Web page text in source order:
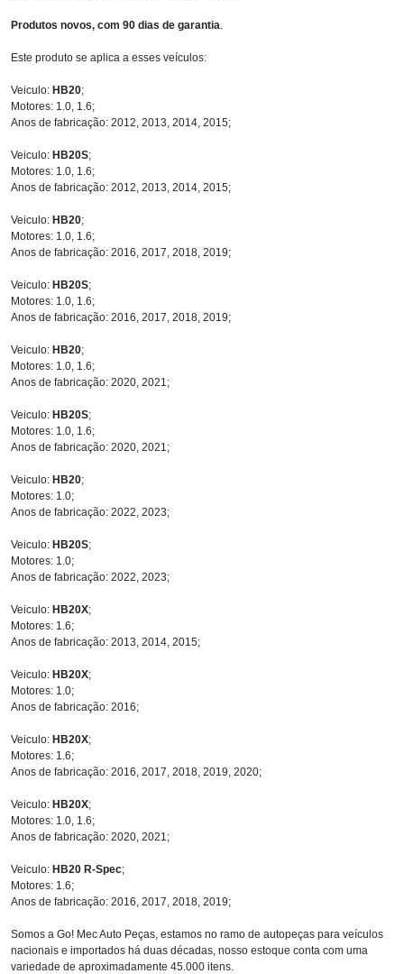
Produtos novos, com 90 dias de garantia
Este produto se aplica a esses veículos:
Veiculo: HB20;
Motores: 1.0, 1.6;
Anos de fabricação: 2012, 2013, 2014, 2015;
Veiculo: HB20S;
Motores: 1.0, 1.6;
Anos de fabricação: 2012, 2013, 2014, 2015;
Veiculo: HB20;
Motores: 1.0, 1.6;
Anos de fabricação: 2016, 2017, 2018, 2019;
Veiculo: HB20S;
Motores: 1.0, 1.6;
Anos de fabricação: 2016, 2017, 2018, 2019;
Veiculo: HB20;
Motores: 1.0, 1.6;
Anos de fabricação: 2020, 2021;
Veiculo: HB20S;
Motores: 1.0, 1.6;
Anos de fabricação: 2020, 2021;
Veiculo: HB20;
Motores: 1.0;
Anos de fabricação: 2022, 2023;
Veiculo: HB20S;
Motores: 1.0;
Anos de fabricação: 2022, 2023;
Veiculo: HB20X;
Motores: 1.6;
Anos de fabricação: 2013, 2014, 2015;
Veiculo: HB20X;
Motores: 1.0;
Anos de fabricação: 2016;
Veiculo: HB20X;
Motores: 1.6;
Anos de fabricação: 2016, 2017, 2018, 2019, 2020;
Veiculo: HB20X;
Motores: 1.0, 1.6;
Anos de fabricação: 2020, 2021;
Veiculo: HB20 R-Spec;
Motores: 1.6;
Anos de fabricação: 2016, 2017, 2018, 2019;
Somos a Go! Mec Auto Peças, estamos no ramo de autopeças para veículos
nacionais e importados há duas décadas, nosso estoque conta com uma
variedade de aproximadamente 45.000 itens.